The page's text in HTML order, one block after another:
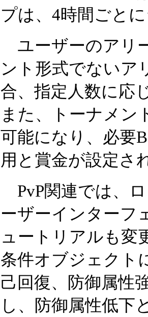
プは、4時間ごと
ユーザーのアリ
ント形式でないア
合、指定人数に応
また、トーナメン
可能になり、必要
用と賞金が設定さ
PvP関連では、
ーザーインターフ
ュートリアルも変
条件オブジェクト
己回復、防御属性
し、防御属性低下